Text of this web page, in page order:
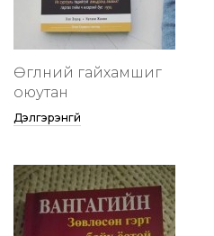
Өглөөний гайхамшиг
оюутан
Дэлгэрэнгүй